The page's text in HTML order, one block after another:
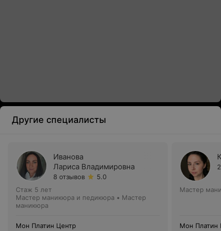
Другие специалисты
Иванова
Лариса Владимировна
8 отзывов
5.0
Стаж 5 лет
Мастер маникюра и педикюра • Мастер
маникюра
Мон Платин Центр
Мастер
Мон Платин